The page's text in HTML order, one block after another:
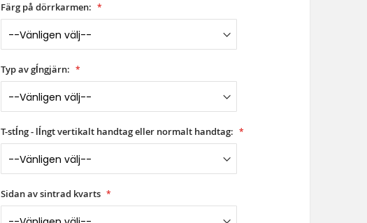
Färg på dörrkarmen:
Typ av gĺngjärn:
T-stĺng - lĺngt vertikalt handtag eller normalt handtag:
Sidan av sintrad kvarts